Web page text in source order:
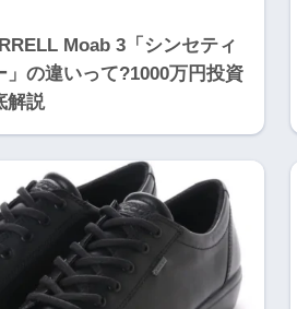
Moab 3「シンセティ
」の違いって?1000万円投資
解説